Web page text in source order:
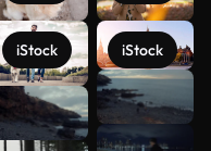
iStock iStock
Voir plus